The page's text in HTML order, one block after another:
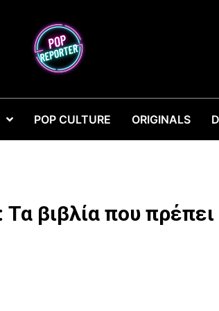
POP CULTURE ORIGINALS
βιβλία που πρέπει